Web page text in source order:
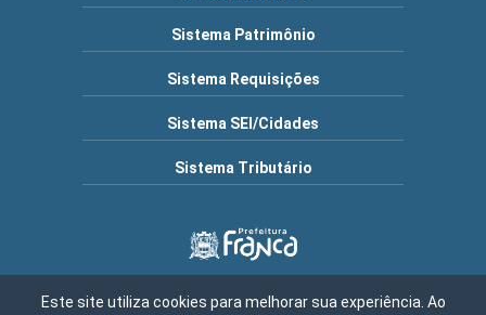
Sistema Patrimônio
Sistema Requisições
Sistema SEI/Cidades
Sistema Tributário
Município de Franca | Endereço: R. Frederico Moura, 1517 -
Este site utiliza cookies para melhorar sua experiência. Ao